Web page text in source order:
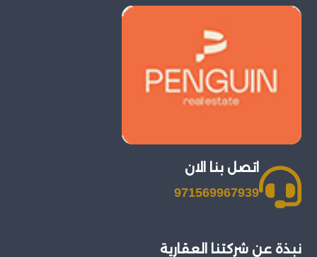
اتصل بنا الان
971569967939
نبذة عن شركتنا العقارية